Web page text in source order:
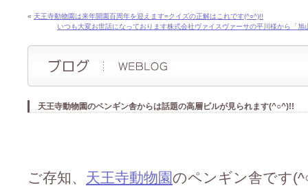
« 天王寺動物園は来年開園百周年を迎えます=クイズの正解はこれです(^○^)!!
いつも大変お世話になっております株式会社ヴァイスヴァーサの平川様から「
天王寺動物園のペンギン舎からは話題の高層ビルが見られます(^○^)!!
ご存知、 天王寺動物園のペンギン舎です